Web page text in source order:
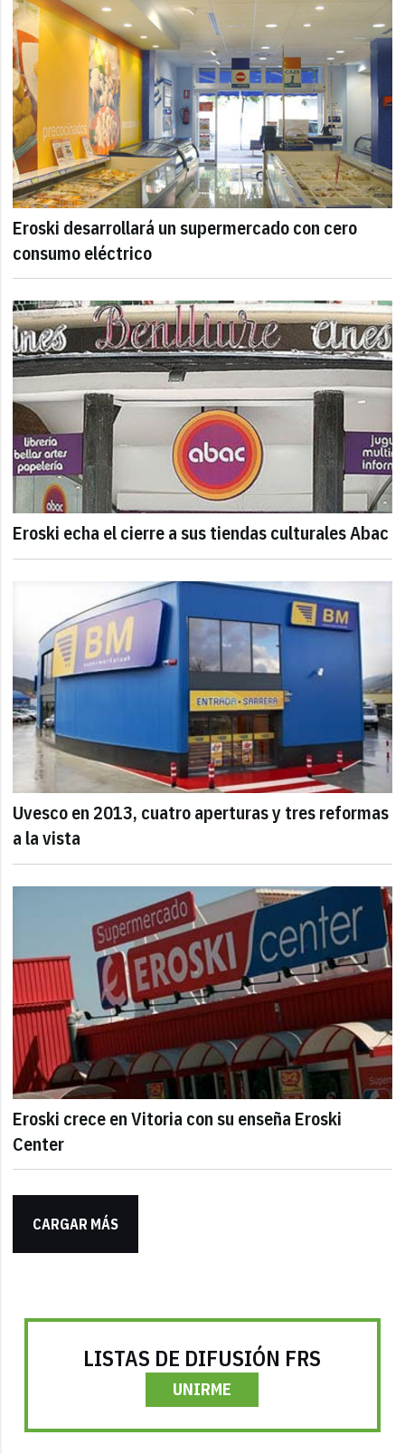
Eroski desarrollará un supermercado con cero
consumo eléctrico
Eroski echa el cierre a sus tiendas culturales Abac
Uvesco en 2013, cuatro aperturas y tres reformas
a la vista
Eroski crece en Vitoria con su enseña Eroski
Center
CARGAR MÁS
LISTAS DE DIFUSIÓN FRS
UNIRME